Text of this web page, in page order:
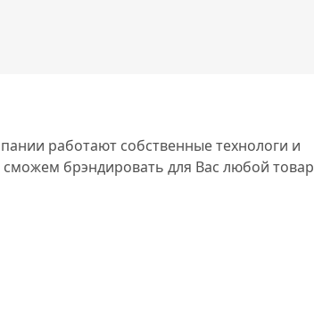
работают собственные технологи и
брэндировать для Вас любой товар